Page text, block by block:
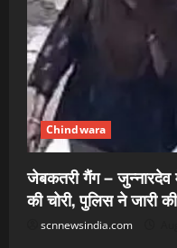
Chindwara
जेबकतरी गैंग –
की चोरी, पुलिस ने जारी
scnnewsindia.com